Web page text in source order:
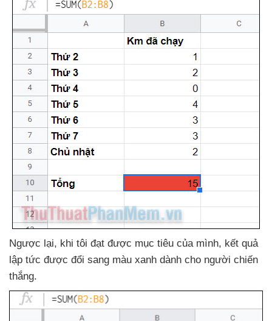
Ngược lại, khi tôi đạt được mục tiêu của mình, kết quả
lập tức được đổi sang màu xanh dành cho người chiến
thắng.